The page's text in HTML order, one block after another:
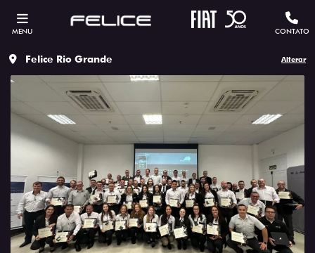
MENU CONTATO
Felice Rio Grande Alterar